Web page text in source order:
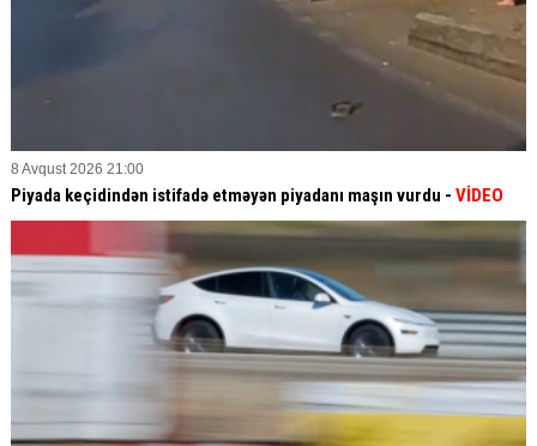
8 Avqust 2026 21:00
Piyada keçidindən istifadə etməyən piyadanı maşın vurdu - VİDEO